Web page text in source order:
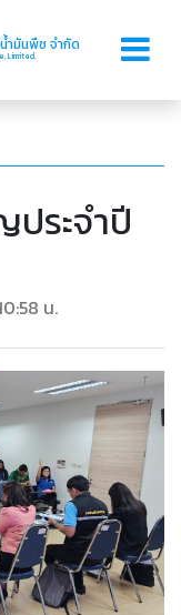
มันพืช จำกัด
Limited.
ระจำปี
น.